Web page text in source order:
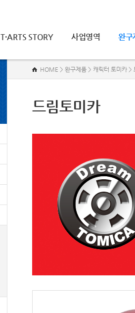
T·ARTS STORY 사업영역 완구
드림토미카
HOME > 완구제품 > 캐릭터 토미카 >